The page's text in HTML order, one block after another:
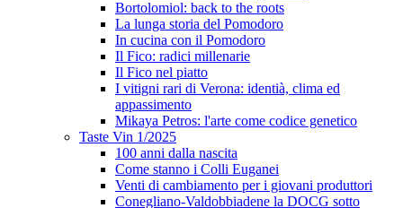
Bortolomiol: back to the roots
La lunga storia del Pomodoro
In cucina con il Pomodoro
Il Fico: radici millenarie
Il Fico nel piatto
I vitigni rari di Verona: identià, clima ed
appassimento
Mikaya Petros: l'arte come codice genetico
Taste Vin 1/2025
100 anni dalla nascita
Come stanno i Colli Euganei
Venti di cambiamento per i giovani produttori
Conegliano-Valdobbiadene la DOCG sotto